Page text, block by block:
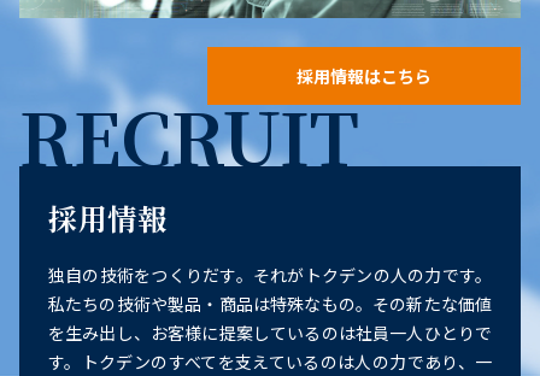
採用情報はこちら
RECRUIT
採用情報
独自の技術をつくりだす。それがトクデンの人の力です。
私たちの技術や製品・商品は特殊なもの。その新たな価値
を生み出し、お客様に提案しているのは社員一人ひとりで
す。トクデンのすべてを支えているのは人の力であり、一